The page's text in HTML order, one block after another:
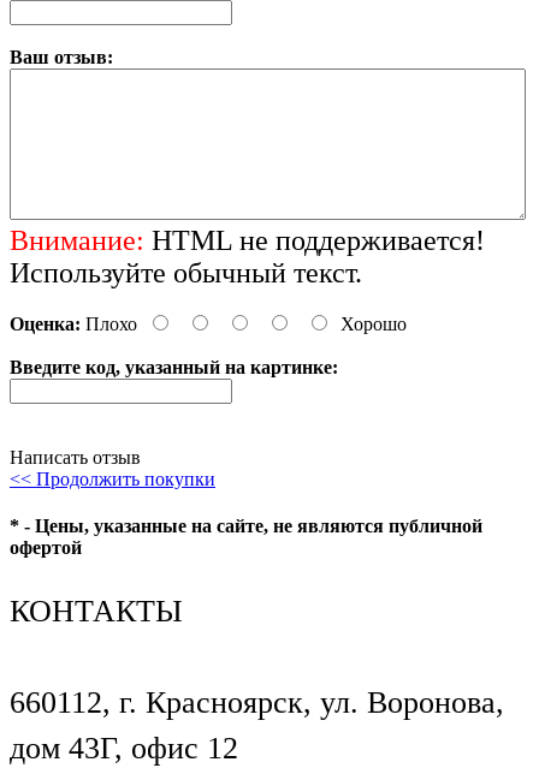
Ваш отзыв:
Внимание: HTML не поддерживается!
Используйте обычный текст.
Оценка: Плохо Хорошо
Введите код, указанный на картинке:
Написать отзыв
<< Продолжить покупки
* - Цены, указанные на сайте, не являются публичной
офертой
КОНТАКТЫ
660112, г. Красноярск, ул. Воронова,
дом 43Г, офис 12